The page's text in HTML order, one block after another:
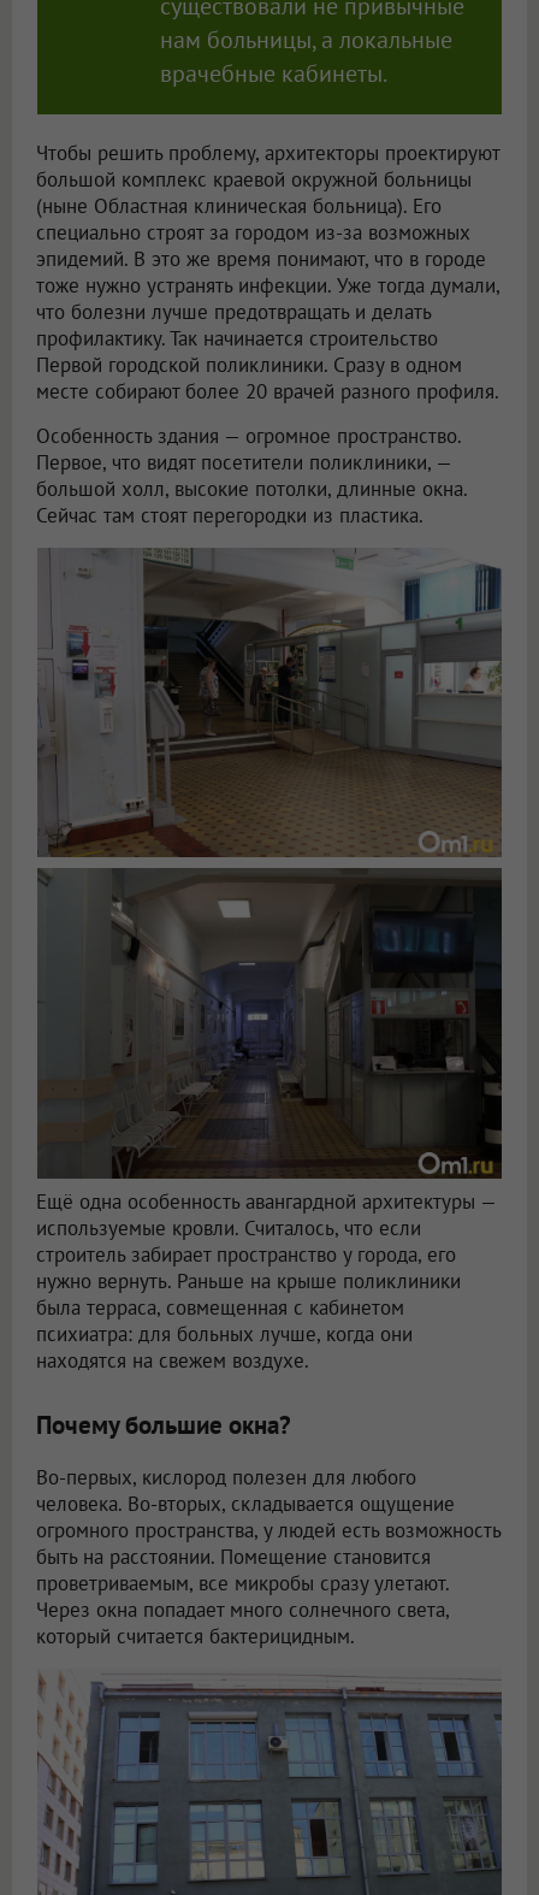
нам больницы, а локальные
врачебные кабинеты.
Чтобы решить проблему, архитекторы проектируют
большой комплекс краевой окружной больницы
(ныне Областная клиническая больница). Его
специально строят за городом из-за возможных
эпидемий. В это же время понимают, что в городе
тоже нужно устранять инфекции. Уже тогда думали,
что болезни лучше предотвращать и делать
профилактику. Так начинается строительство
Первой городской поликлиники. Сразу в одном
месте собирают более 20 врачей разного профиля.
Особенность здания — огромное пространство.
Первое, что видят посетители поликлиники, —
большой холл, высокие потолки, длинные окна.
Сейчас там стоят перегородки из пластика.
Ещё одна особенность авангардной архитектуры —
используемые кровли. Считалось, что если
строитель забирает пространство у города, его
нужно вернуть. Раньше на крыше поликлиники
была терраса, совмещенная с кабинетом
психиатра: для больных лучше, когда они
находятся на свежем воздухе.
Почему большие окна?
Во-первых, кислород полезен для любого
человека. Во-вторых, складывается ощущение
огромного пространства, у людей есть возможность
быть на расстоянии. Помещение становится
проветриваемым, все микробы сразу улетают.
Через окна попадает много солнечного света,
который считается бактерицидным.